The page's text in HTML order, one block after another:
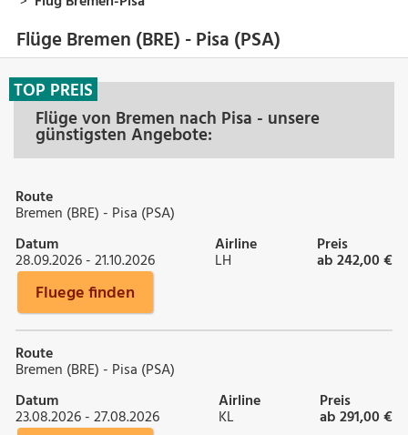
Flüge Bremen (BRE) - Pisa (PSA)
Flüge von Bremen nach Pisa - unsere
günstigsten Angebote:
TOP PREIS
Route
Bremen (BRE) - Pisa (PSA)
Datum
28.09.2026 - 21.10.2026
Airline
LH
Preis
ab 242,00 €
Fluege finden
Route
Bremen (BRE) - Pisa (PSA)
Datum
23.08.2026 - 27.08.2026
Airline
KL
Preis
ab 291,00 €